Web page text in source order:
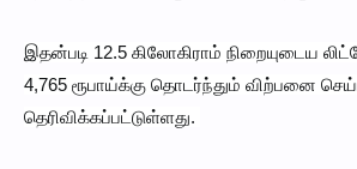
இதன்படி 12.5 கிலோகிராம் நிறையுடைய
4,765 ரூபாய்க்கு தொடர்ந்தும் விற்பனை
தெரிவிக்கப்பட்டுள்ளது.